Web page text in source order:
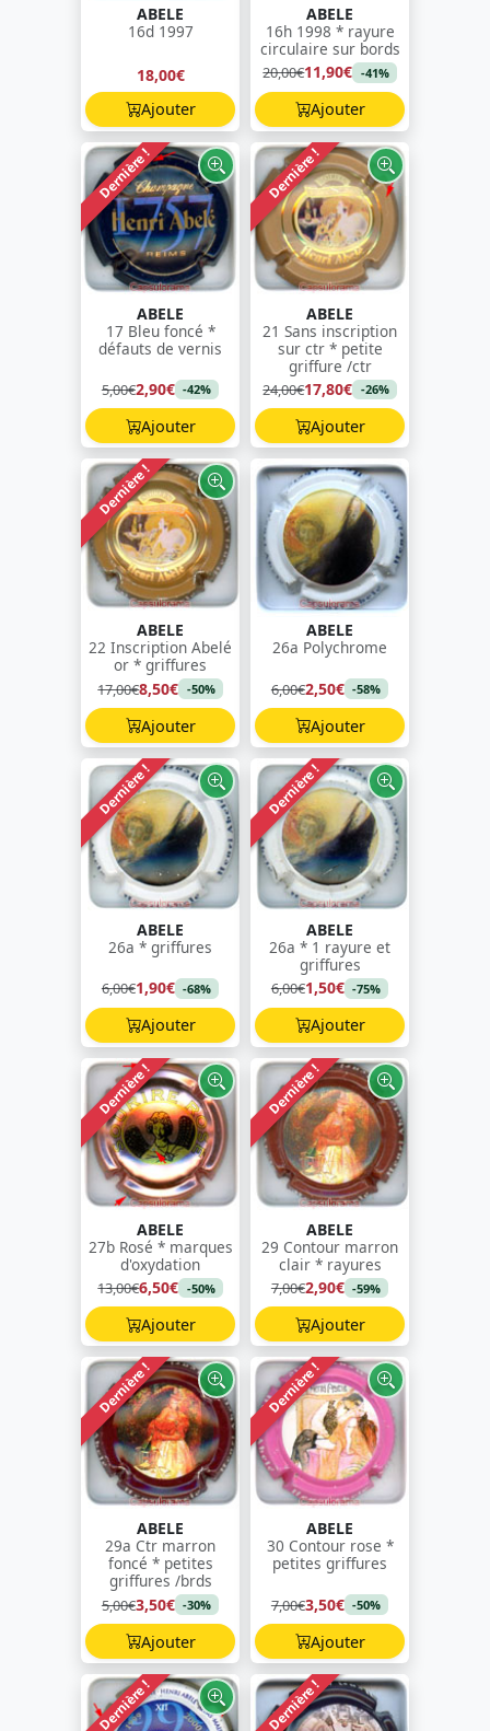
ABELE
16d 1997
18,00€
Ajouter
ABELE
16h 1998 * rayure
circulaire sur bords
20,00€11,90€ -41%
Ajouter
Dernière !
ABELE
17 Bleu foncé *
défauts de vernis
5,00€2,90€ -42%
Ajouter
Dernière !
ABELE
21 Sans inscription
sur ctr * petite
griffure /ctr
24,00€17,80€ -26%
Ajouter
Dernière !
ABELE
22 Inscription Abelé
or * griffures
17,00€8,50€ -50%
Ajouter
ABELE
26a Polychrome
6,00€2,50€ -58%
Ajouter
Dernière !
ABELE
26a * griffures
6,00€1,90€ -68%
Ajouter
Dernière !
ABELE
26a * 1 rayure et
griffures
6,00€1,50€ -75%
Ajouter
Dernière !
ABELE
27b Rosé * marques
d'oxydation
13,00€6,50€ -50%
Ajouter
Dernière !
ABELE
29 Contour marron
clair * rayures
7,00€2,90€ -59%
Ajouter
Dernière !
ABELE
29a Ctr marron
foncé * petites
griffures /brds
5,00€3,50€ -30%
Ajouter
Dernière !
ABELE
30 Contour rose *
petites griffures
7,00€3,50€ -50%
Ajouter
Dernière ! Dernière !